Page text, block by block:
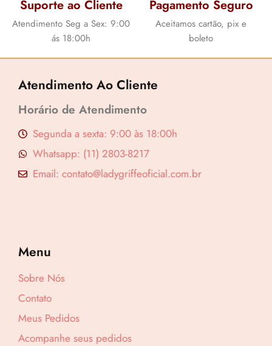
Suporte ao Cliente
Atendimento Seg a Sex: 9:00
ás 18:00h
Pagamento Seguro
Aceitamos cartão, pix e
boleto
Atendimento Ao Cliente
Horário de Atendimento
Segunda a sexta: 9:00 às 18:00h
Whatsapp: (11) 2803-8217
Email: contato@ladygriffeoficial.com.br
Menu
Sobre Nós
Contato
Meus Pedidos
Acompanhe seus pedidos